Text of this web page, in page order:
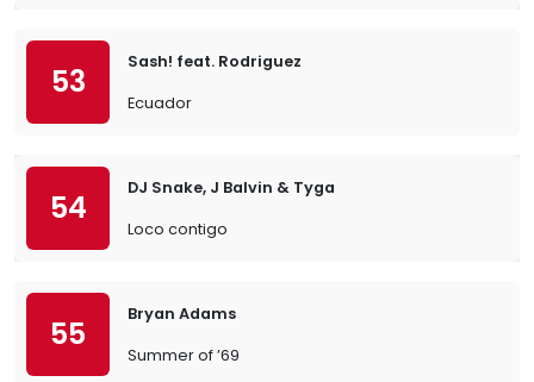
53
Sash! feat. Rodriguez
Ecuador
54
DJ Snake, J Balvin & Tyga
Loco contigo
55
Bryan Adams
Summer of ’69